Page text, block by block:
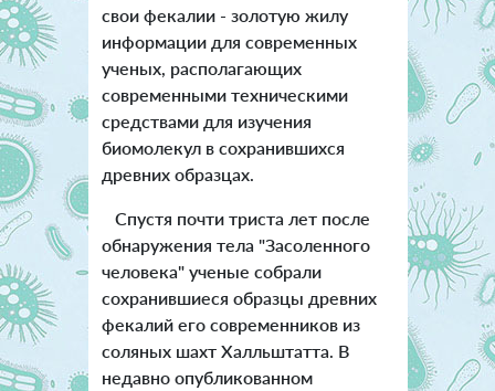
свои фекалии - золотую жилу
информации для современных
ученых, располагающих
современными техническими
средствами для изучения
биомолекул в сохранившихся
древних образцах.
Спустя почти триста лет после
обнаружения тела "Засоленного
человека" ученые собрали
сохранившиеся образцы древних
фекалий его современников из
соляных шахт Халльштатта. В
недавно опубликованном